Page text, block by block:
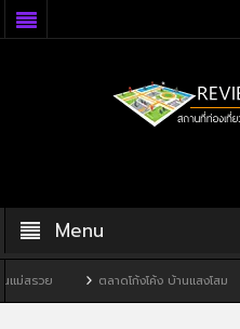
Menu
ตลาดโก้งโค้ง บ้านแสงโสม ทิวผาคาเฟ่